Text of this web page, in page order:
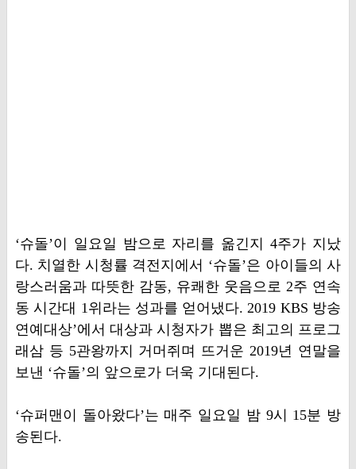
‘슈돌’이 일요일 밤으로 자리를 옮긴지 4주가 지났
다. 치열한 시청률 격전지에서 ‘슈돌’은 아이들의 사
랑스러움과 따뜻한 감동, 유쾌한 웃음으로 2주 연속
동 시간대 1위라는 성과를 얻어냈다. 2019 KBS 방송
연예대상’에서 대상과 시청자가 뽑은 최고의 프로그
래삼 등 5관왕까지 거머쥐며 뜨거운 2019년 연말을
보낸 ‘슈돌’의 앞으로가 더욱 기대된다.
‘슈퍼맨이 돌아왔다’는 매주 일요일 밤 9시 15분 방
송된다.